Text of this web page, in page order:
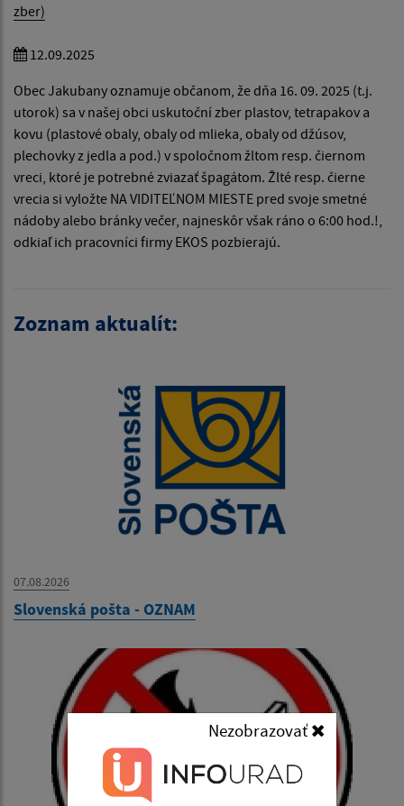
Nezobrazovať
zber)
12.09.2025
Obec Jakubany oznamuje občanom, že dňa 16. 09. 2025 (t.j.
utorok) sa v našej obci uskutoční zber plastov, tetrapakov a
kovu (plastové obaly, obaly od mlieka, obaly od džúsov,
plechovky z jedla a pod.) v spoločnom žltom resp. čiernom
vreci, ktoré je potrebné zviazať špagátom. Žlté resp. čierne
vrecia si vyložte NA VIDITEĽNOM MIESTE pred svoje smetné
nádoby alebo bránky večer, najneskôr však ráno o 6:00 hod.!,
odkiaľ ich pracovníci firmy EKOS pozbierajú.
Zoznam aktualít:
07.08.2026
Slovenská pošta - OZNAM